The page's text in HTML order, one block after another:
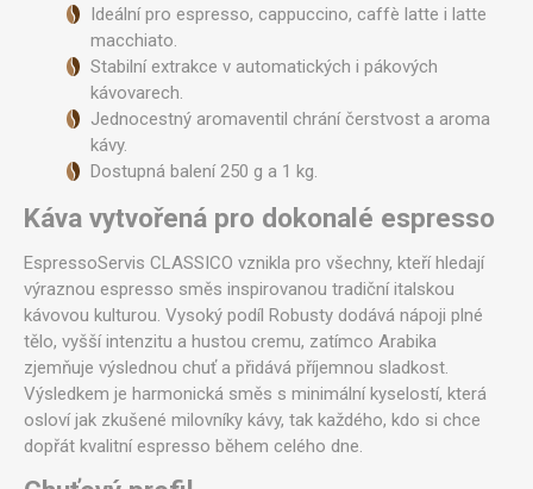
Ideální pro espresso, cappuccino, caffè latte i latte
macchiato.
Stabilní extrakce v automatických i pákových
kávovarech.
Jednocestný aromaventil chrání čerstvost a aroma
kávy.
Dostupná balení 250 g a 1 kg.
Káva vytvořená pro dokonalé espresso
EspressoServis CLASSICO vznikla pro všechny, kteří hledají
výraznou espresso směs inspirovanou tradiční italskou
kávovou kulturou. Vysoký podíl Robusty dodává nápoji plné
tělo, vyšší intenzitu a hustou cremu, zatímco Arabika
zjemňuje výslednou chuť a přidává příjemnou sladkost.
Výsledkem je harmonická směs s minimální kyselostí, která
osloví jak zkušené milovníky kávy, tak každého, kdo si chce
dopřát kvalitní espresso během celého dne.